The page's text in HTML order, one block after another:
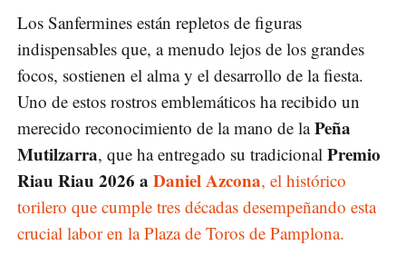
Los Sanfermines están repletos de figuras
indispensables que, a menudo lejos de los grandes
focos, sostienen el alma y el desarrollo de la fiesta.
Uno de estos rostros emblemáticos ha recibido un
merecido reconocimiento de la mano de laPeña
Mutilzarra, que ha entregado su tradicional Premio
Riau Riau 2026 a Daniel Azcona, el histórico
torilero que cumple tres décadas desempeñando esta
crucial labor en la Plaza de Toros de Pamplona.